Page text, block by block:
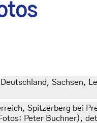
Sachsen,
Spitzerberg bei
Peter Buchner),